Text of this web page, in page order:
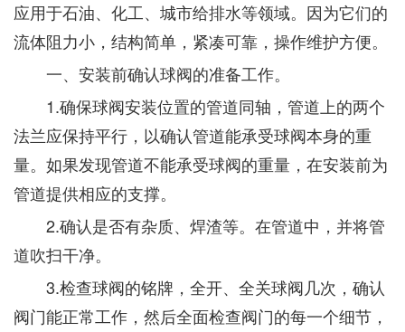
应用于石油、化工、城市给排水等领域。因为它们的
流体阻力小，结构简单，紧凑可靠，操作维护方便。
一、安装前确认球阀的准备工作。
1.确保球阀安装位置的管道同轴，管道上的两个
法兰应保持平行，以确认管道能承受球阀本身的重
量。如果发现管道不能承受球阀的重量，在安装前为
管道提供相应的支撑。
2.确认是否有杂质、焊渣等。在管道中，并将管
道吹扫干净。
3.检查球阀的铭牌，全开、全关球阀几次，确认
阀门能正常工作，然后全面检查阀门的每一个细节，